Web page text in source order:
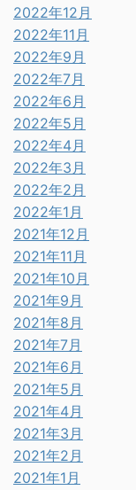
2022年12月
2022年11月
2022年9月
2022年7月
2022年6月
2022年5月
2022年4月
2022年3月
2022年2月
2022年1月
2021年12月
2021年11月
2021年10月
2021年9月
2021年8月
2021年7月
2021年6月
2021年5月
2021年4月
2021年3月
2021年2月
2021年1月